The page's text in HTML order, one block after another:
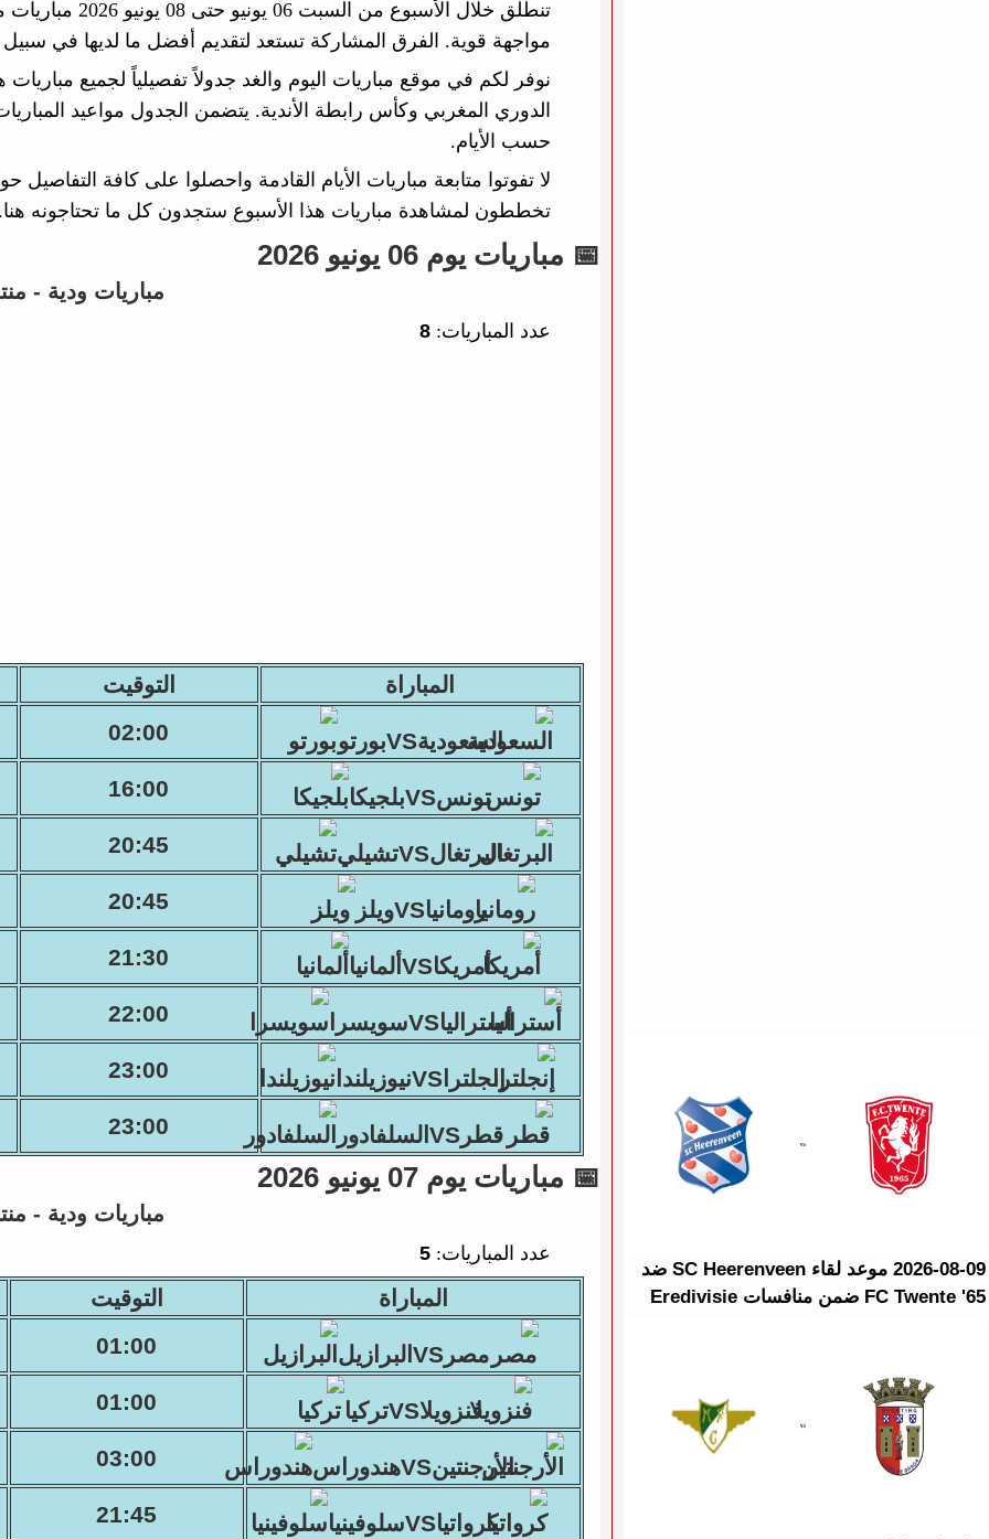
مواجهة قوية. الفرق المشاركة تستعد لتقديم أفضل ما لديها في
نوفر لكم في موقع مباريات اليوم والغد جدولاً تفصيلياً لجميع
الدوري المغربي وكأس رابطة الأندية. يتضمن الجدول مواعيد
حسب الأيام.
لا تفوتوا متابعة مباريات الأيام القادمة واحصلوا على كافة
تخططون لمشاهدة مباريات هذا الأسبوع ستجدون كل ما تحتاجونه هنا.
📅 مباريات يوم 06 يونيو 2026
مباريات ودية -
عدد المباريات: 8
المباراة التوقيت
السعوديةVSبورتو 02:00
تونسVSبلجيكا 16:00
البرتغالVSتشيلي 20:45
رومانياVSويلز 20:45
أمريكاVSألمانيا 21:30
أسترالياVSسويسرا 22:00
إنجلتراVSنيوزيلندا 23:00
قطرVSالسلفادور 23:00
📅 مباريات يوم 07 يونيو 2026
مباريات ودية -
عدد المباريات: 5
المباراة التوقيت
مصرVSالبرازيل 01:00
فنزويلاVSتركيا 01:00
الأرجنتينVSهندوراس 03:00
كرواتياVSسلوفينيا 21:45
2026-08-09 موعد لقاء SC Heerenveen ضد
FC Twente '65 ضمن منافسات Eredivisie